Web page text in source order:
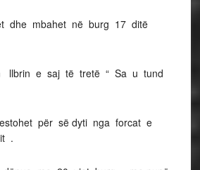
dhe mbahet në burg 17 ditë
llbrin e saj të tretë “ Sa u tund
për së dyti nga forcat e
.